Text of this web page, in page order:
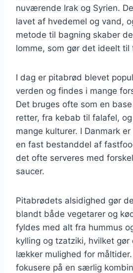
nuværende Irak og Syrien.
lavet af hvedemel og vand,
metode til bagning skaber
lomme, som gør det ideelt til
I dag er pitabrød blevet
verden og findes i mange
Det bruges ofte som en
retter, fra kebab til falafel,
mange kulturer. I Danmark
en fast bestanddel af
det ofte serveres med
saucer.
Pitabrødets alsidighed gør
blandt både vegetarer og
fyldes med alt fra hummus
kylling og tzatziki, hvilket
lækker mulighed for
fokusere på en særlig